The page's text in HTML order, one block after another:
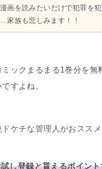
画を読みたいだけで犯罪を犯
家族も悲しみます！！
ックまるまる1巻分を無
すよね。
ケチな管理人がおスス
し登録と貰えるポイン